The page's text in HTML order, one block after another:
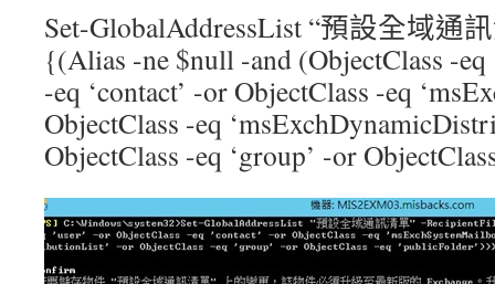
Set-GlobalAddressList “預設全域通
{(Alias -ne $null -and (ObjectClass -eq
-eq ‘contact’ -or ObjectClass -eq
ObjectClass -eq
ObjectClass -eq ‘group’ -or